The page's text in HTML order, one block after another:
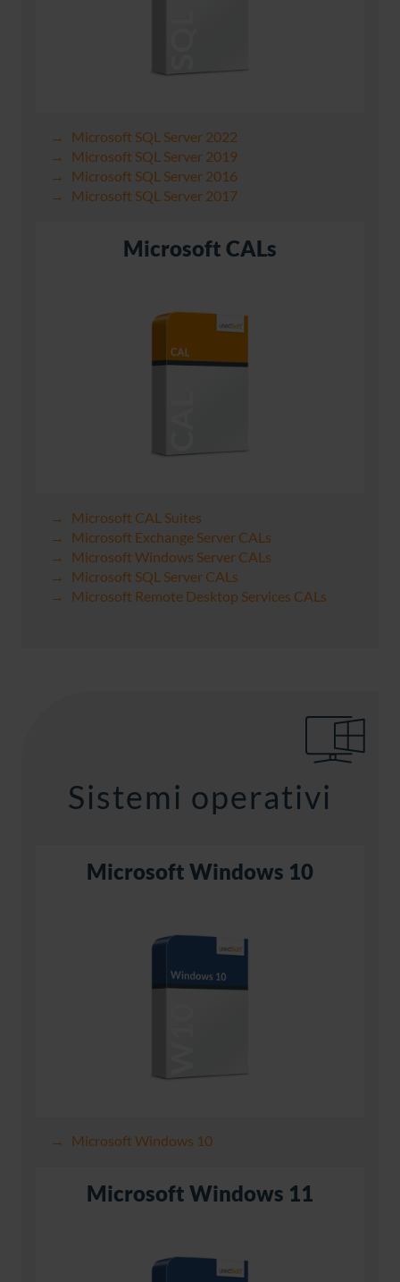
Microsoft SQL Server 2022
Microsoft SQL Server 2019
Microsoft SQL Server 2016
Microsoft SQL Server 2017
Microsoft CALs
Microsoft CAL Suites
Microsoft Exchange Server CALs
Microsoft Windows Server CALs
Microsoft SQL Server CALs
Microsoft Remote Desktop Services CALs
Sistemi operativi
Microsoft Windows 10
Microsoft Windows 10
Microsoft Windows 11